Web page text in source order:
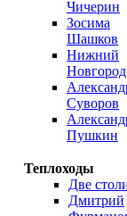
Чичерин
Зосима
Шашков
Нижний
Новгород
Суворов
Пушкин
Теплоходы
Две
Дмитрий